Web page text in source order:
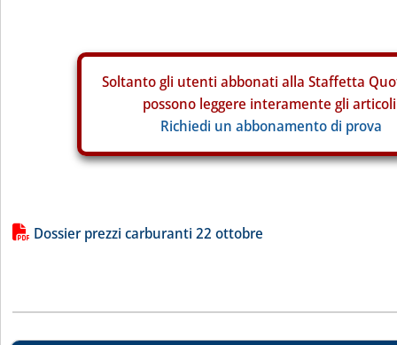
Soltanto gli utenti abbonati alla Staffetta
possono leggere interamente gli
Richiedi un abbonamento di prova
Lista allegati PDF alla notizia
Dossier prezzi carburanti 22 ottobre